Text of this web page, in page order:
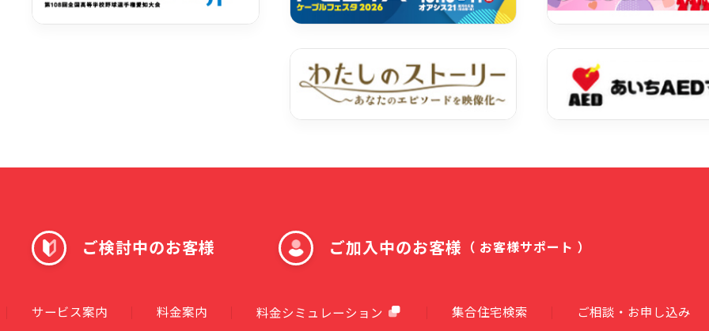
ご検討中のお客様 ご加入中のお客様 （ お客様サポート ）
サービス案内 料金案内 料金シミュレーション 集合住宅検索 ご相談・お申し込み